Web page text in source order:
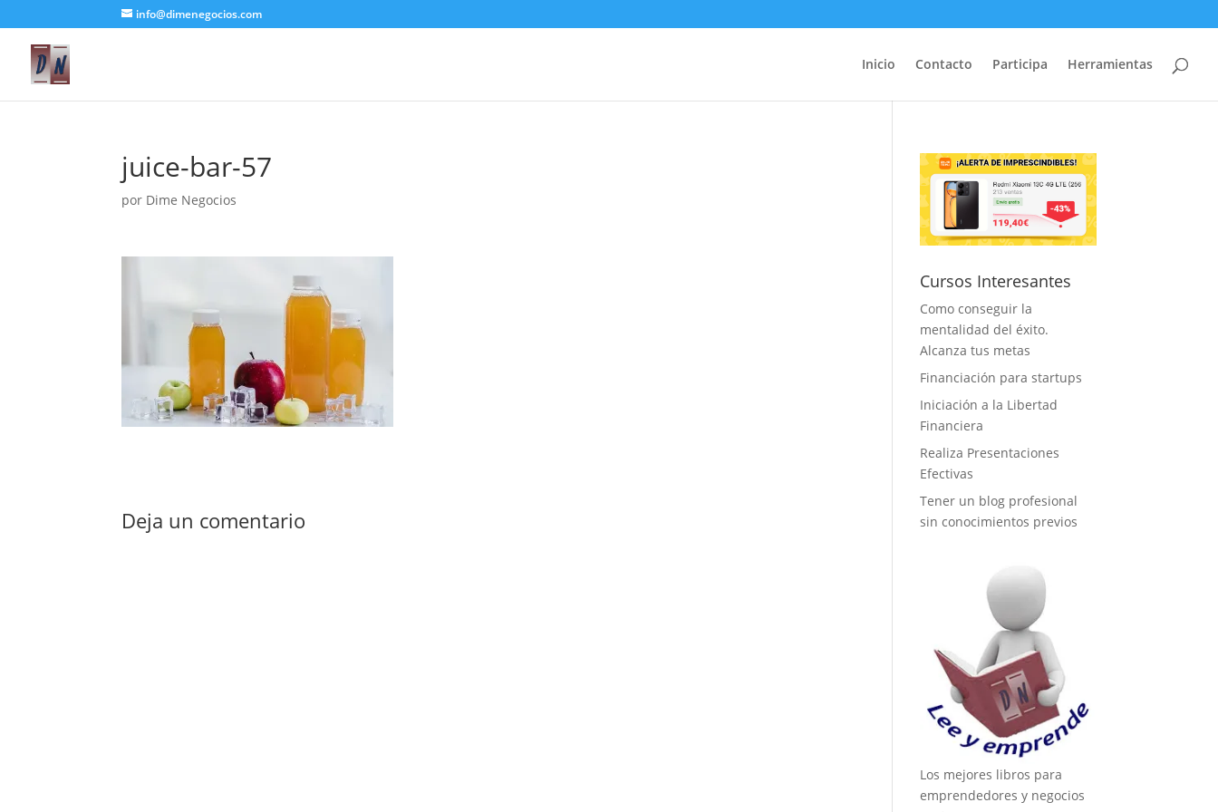
info@dimenegocios.com
Inicio Contacto Participa Herramientas
juice-bar-57
por Dime Negocios
Deja un comentario
Cursos Interesantes
Como conseguir la
mentalidad del éxito.
Alcanza tus metas
Financiación para startups
Iniciación a la Libertad
Financiera
Realiza Presentaciones
Efectivas
Tener un blog profesional
sin conocimientos previos
Los mejores libros para
emprendedores y negocios